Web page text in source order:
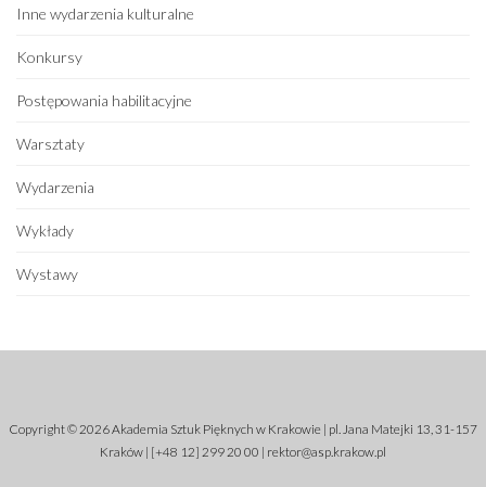
Inne wydarzenia kulturalne
Konkursy
Postępowania habilitacyjne
Warsztaty
Wydarzenia
Wykłady
Wystawy
Copyright © 2026 Akademia Sztuk Pięknych w Krakowie | pl. Jana Matejki 13, 31-157
Kraków | [+48 12] 299 20 00 | rektor@asp.krakow.pl